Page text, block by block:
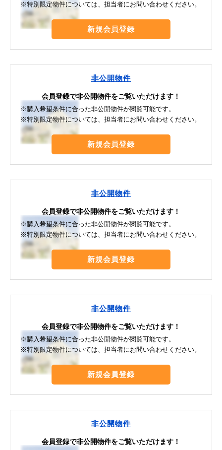
※特別限定物件については、担当者にお問い合わせください。
新規会員登録
非公開物件
会員登録で非公開物件をご覧いただけます！
※購入希望条件に合った非公開物件が閲覧可能です。
※特別限定物件については、担当者にお問い合わせください。
新規会員登録
非公開物件
会員登録で非公開物件をご覧いただけます！
※購入希望条件に合った非公開物件が閲覧可能です。
※特別限定物件については、担当者にお問い合わせください。
新規会員登録
非公開物件
会員登録で非公開物件をご覧いただけます！
※購入希望条件に合った非公開物件が閲覧可能です。
※特別限定物件については、担当者にお問い合わせください。
新規会員登録
非公開物件
会員登録で非公開物件をご覧いただけます！